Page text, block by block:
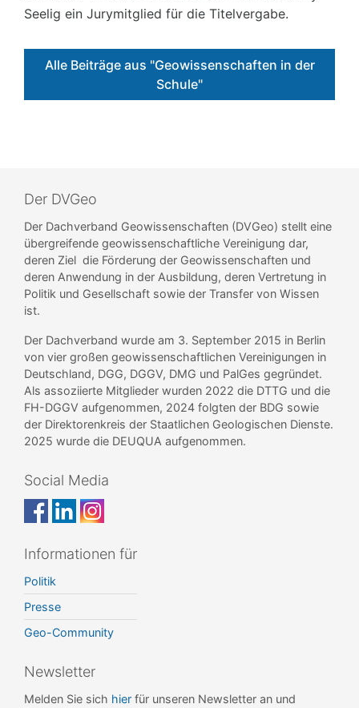
Seelig ein Jurymitglied für die Titelvergabe.
Alle Beiträge aus "Geowissenschaften in der
Schule"
Der DVGeo
Der Dachverband Geowissenschaften (DVGeo) stellt eine
übergreifende geowissenschaftliche Vereinigung dar,
deren Ziel die Förderung der Geowissenschaften und
deren Anwendung in der Ausbildung, deren Vertretung in
Politik und Gesellschaft sowie der Transfer von Wissen
ist.
Der Dachverband wurde am 3. September 2015 in Berlin
von vier großen geowissenschaftlichen Vereinigungen in
Deutschland, DGG, DGGV, DMG und PalGes gegründet.
Als assoziierte Mitglieder wurden 2022 die DTTG und die
FH-DGGV aufgenommen, 2024 folgten der BDG sowie
der Direktorenkreis der Staatlichen Geologischen Dienste.
2025 wurde die DEUQUA aufgenommen.
Social Media
Informationen für
Politik
Presse
Geo-Community
Newsletter
Melden Sie sich hier für unseren Newsletter an und